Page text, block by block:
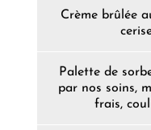
Crème brûlée
Palette de
par nos soins,
frais,